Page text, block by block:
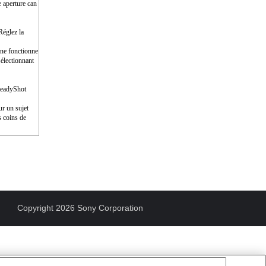
can
la
fonctionne
un sujet
coins de
Copyright 2026 Sony Corporation